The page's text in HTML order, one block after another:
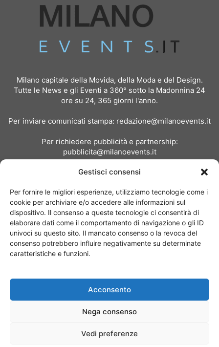
Gestisci consensi
Per fornire le migliori esperienze, utilizziamo tecnologie come i
cookie per archiviare e/o accedere alle informazioni sul
dispositivo. Il consenso a queste tecnologie ci consentirà di
elaborare dati come il comportamento di navigazione o gli ID
univoci su questo sito. Il mancato consenso o la revoca del
consenso potrebbero influire negativamente su determinate
caratteristiche e funzioni.
Acconsento
Nega consenso
Vedi preferenze
Milano capitale della Movida, della Moda e del Design.
Tutte le News e gli Eventi a 360° sotto la Madonnina 24
ore su 24, 365 giorni l'anno.
Per inviare comunicati stampa: redazione@milanoevents.it
Per richiedere pubblicità e partnership:
pubblicita@milanoevents.it
Chi siamo I Nostri Clienti
© Copyright 2017 - MilanoEvents.it© managed by